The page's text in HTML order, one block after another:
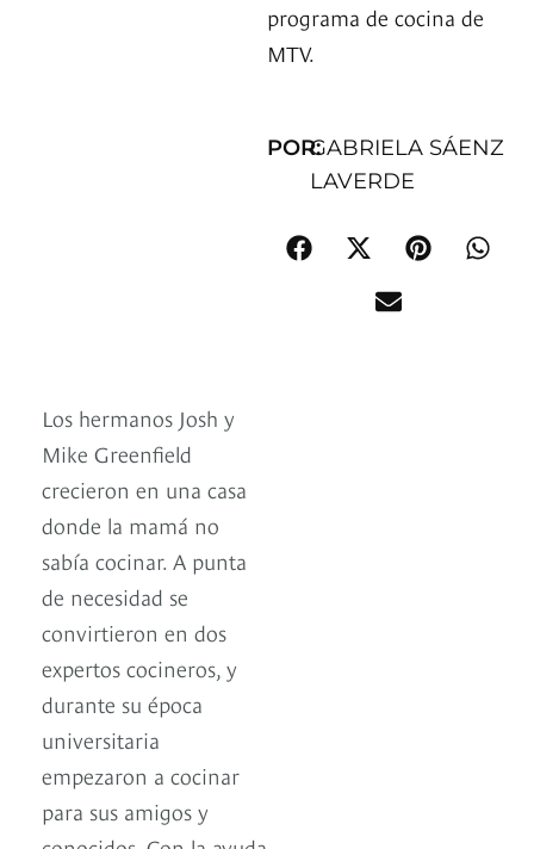
programa de cocina de
MTV.
POR:GABRIELA SÁENZ
LAVERDE
Los hermanos Josh y
Mike Greenfield
crecieron en una casa
donde la mamá no
sabía cocinar. A punta
de necesidad se
convirtieron en dos
expertos cocineros, y
durante su época
universitaria
empezaron a cocinar
para sus amigos y